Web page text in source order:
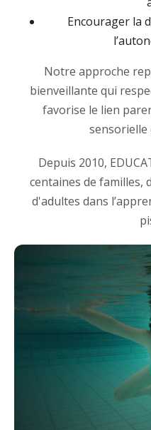
Encourager la
Notre approche
bienveillante qui
favorise le lien
sensorielle
Depuis 2010,
centaines de familles,
d'adultes dans